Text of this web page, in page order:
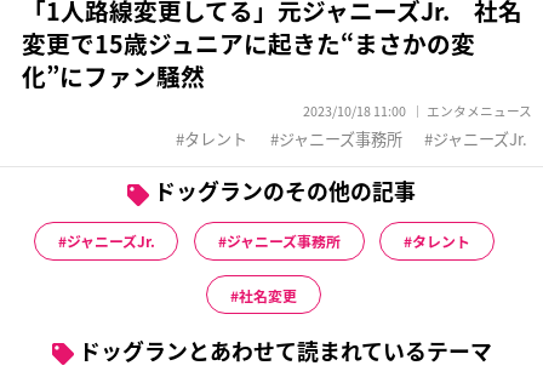
「1人路線変更してる」元ジャニーズJr. 社名
変更で15歳ジュニアに起きた“まさかの変
化”にファン騒然
2023/10/18 11:00 エンタメニュース
タレント ジャニーズ事務所 ジャニーズJr.
ドッグランのその他の記事
ジャニーズJr. ジャニーズ事務所 タレント
社名変更
ドッグランとあわせて読まれているテーマ